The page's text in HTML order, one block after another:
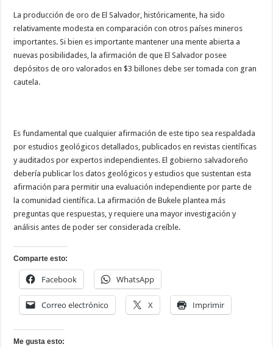
La producción de oro de El Salvador, históricamente, ha sido
relativamente modesta en comparación con otros países mineros
importantes. Si bien es importante mantener una mente abierta a
nuevas posibilidades, la afirmación de que El Salvador posee
depósitos de oro valorados en $3 billones debe ser tomada con gran
cautela.
Es fundamental que cualquier afirmación de este tipo sea respaldada
por estudios geológicos detallados, publicados en revistas científicas
y auditados por expertos independientes. El gobierno salvadoreño
debería publicar los datos geológicos y estudios que sustentan esta
afirmación para permitir una evaluación independiente por parte de
la comunidad científica. La afirmación de Bukele plantea más
preguntas que respuestas, y requiere una mayor investigación y
análisis antes de poder ser considerada creíble.
Comparte esto:
Facebook WhatsApp
Correo electrónico X Imprimir
Me gusta esto: